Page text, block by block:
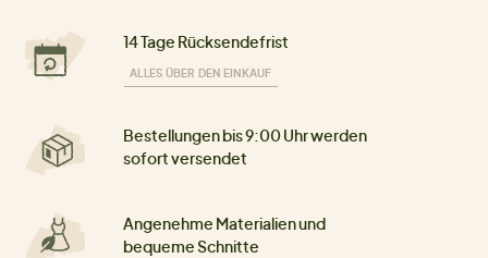
14 Tage Rücksendefrist
ALLES ÜBER DEN EINKAUF
Bestellungen bis 9:00 Uhr werden
sofort versendet
Angenehme Materialien und
bequeme Schnitte